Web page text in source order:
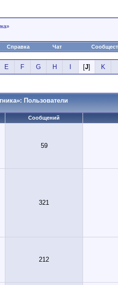
Справка Чат
E F G H [J] K
Пользователи
Сообщений
59
321
212